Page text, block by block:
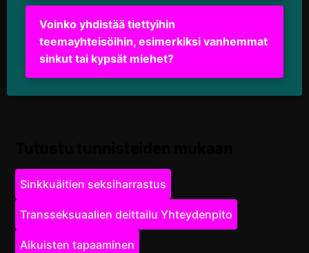
Voinko yhdistää tiettyihin
teemayhteisöihin, esimerkiksi vanhemmat
sinkut tai kypsät miehet?
Sinkkuäitien seksiharrastus
Transseksuaalien deittailu Yhteydenpito
Aikuisten tapaaminen